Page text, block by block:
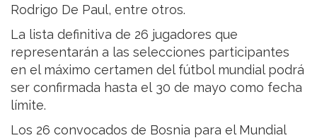
Rodrigo De Paul, entre otros.
La lista definitiva de 26 jugadores que
representarán a las selecciones participantes
en el máximo certamen del fútbol mundial podrá
ser confirmada hasta el 30 de mayo como fecha
límite.
Los 26 convocados de Bosnia para el Mundial